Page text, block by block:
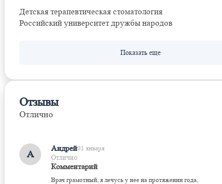
Детская терапевтическая стоматология
Российский университет дружбы народов
Отзывы
Отлично
А
Андрей01 января
Отлично
Комментарий
Врач грамотный, я лечусь у нее на протяжении года,